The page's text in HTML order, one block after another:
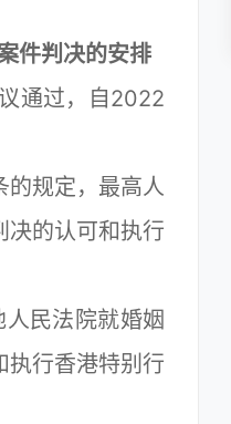
件判决的安排
通过，自2022
规定，最高人
决的认可和执行
民法院就婚姻
执行香港特别行